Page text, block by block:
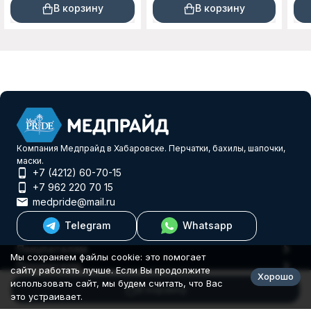
В корзину
В корзину
желтые 1 пара S, XL
В корзину
Компания Медпрайд в Хабаровске. Перчатки, бахилы, шапочки,
маски.
+7 (4212) 60-70-15
+7 962 220 70 15
medpride@mail.ru
Telegram
Whatsapp
Покупателям
Покупателю
© 2026 Еврогифт
Мы сохраняем файлы cookie: это помогает
сайту работать лучше. Если Вы продолжите
использовать сайт, мы будем считать, что Вас
это устраивает.
Хорошо